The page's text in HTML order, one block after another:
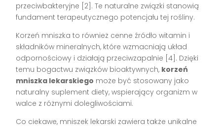
przeciwbakteryjne [2]. Te naturalne związki stanowią
fundament terapeutycznego potencjału tej rośliny.
Korzeń mniszka to również cenne źródło witamin i
składników mineralnych, które wzmacniają układ
odpornościowy i działają przeciwzapalnie [4]. Dzięki
temu bogactwu związków bioaktywnych, korzeń
mniszka lekarskiego może być stosowany jako
naturalny suplement diety, wspierający organizm w
walce z różnymi dolegliwościami.
Co ciekawe, mniszek lekarski zawiera także unikalne